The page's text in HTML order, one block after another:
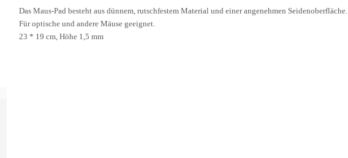
Das Maus-Pad besteht aus dünnem, rutschfestem Material und einer angenehmen Seidenoberfläche.
Für optische und andere Mäuse geeignet.
23 * 19 cm, Höhe 1,5 mm